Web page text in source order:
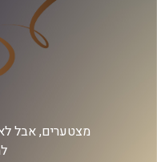
מצטערים, אבל